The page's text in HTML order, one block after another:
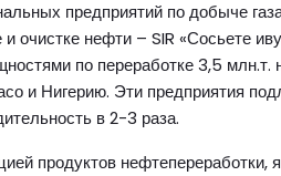
предприятий по добыче
очистке нефти – SIR «Сосьете
по переработке 3,5 млн.т.
и Нигерию. Эти предприятия
в 2-3 раза.
продуктов нефтепереработки,